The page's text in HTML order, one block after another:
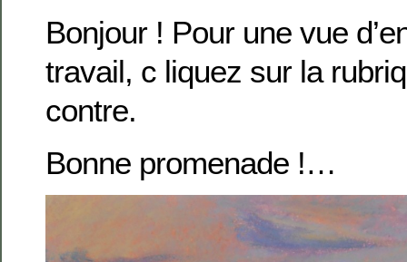
Bonjour ! Pour une vue
travail, c liquez sur la
contre.
Bonne promenade !…